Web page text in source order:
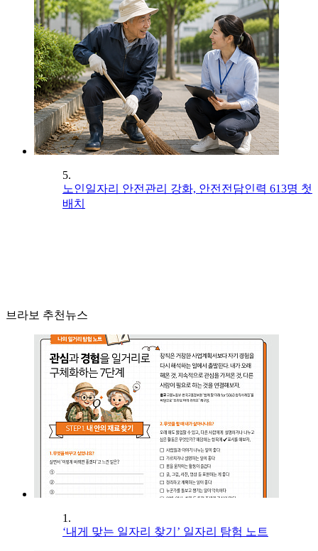
5.
노인일자리 안전관리 강화, 안전전담인력 613명 첫
배치
브라보 추천뉴스
1.
‘내게 맞는 일자리 찾기’ 일자리 탐험 노트